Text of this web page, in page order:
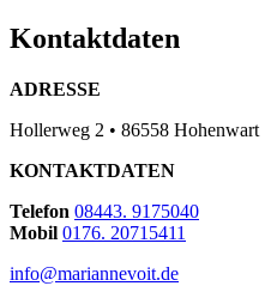
Kontaktdaten
ADRESSE
Hollerweg 2 • 86558 Hohenwart
KONTAKTDATEN
Telefon 08443. 9175040
Mobil 0176. 20715411
info@mariannevoit.de